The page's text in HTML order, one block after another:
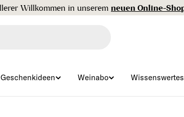
Gratisversand ab € 99 🇦🇹
Geschenkideen Weinabo Wissenswertes